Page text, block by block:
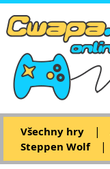
Všechny hry |
Steppen Wolf
|